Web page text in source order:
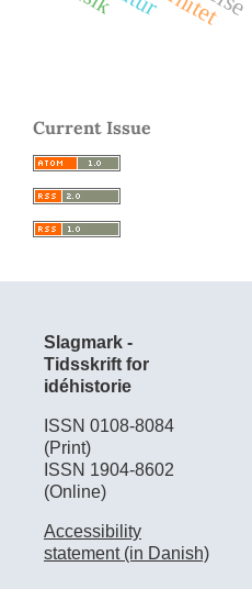
Current Issue
Slagmark -
Tidsskrift for
idéhistorie
ISSN 0108-8084
(Print)
ISSN 1904-8602
(Online)
Accessibility
statement (in Danish)